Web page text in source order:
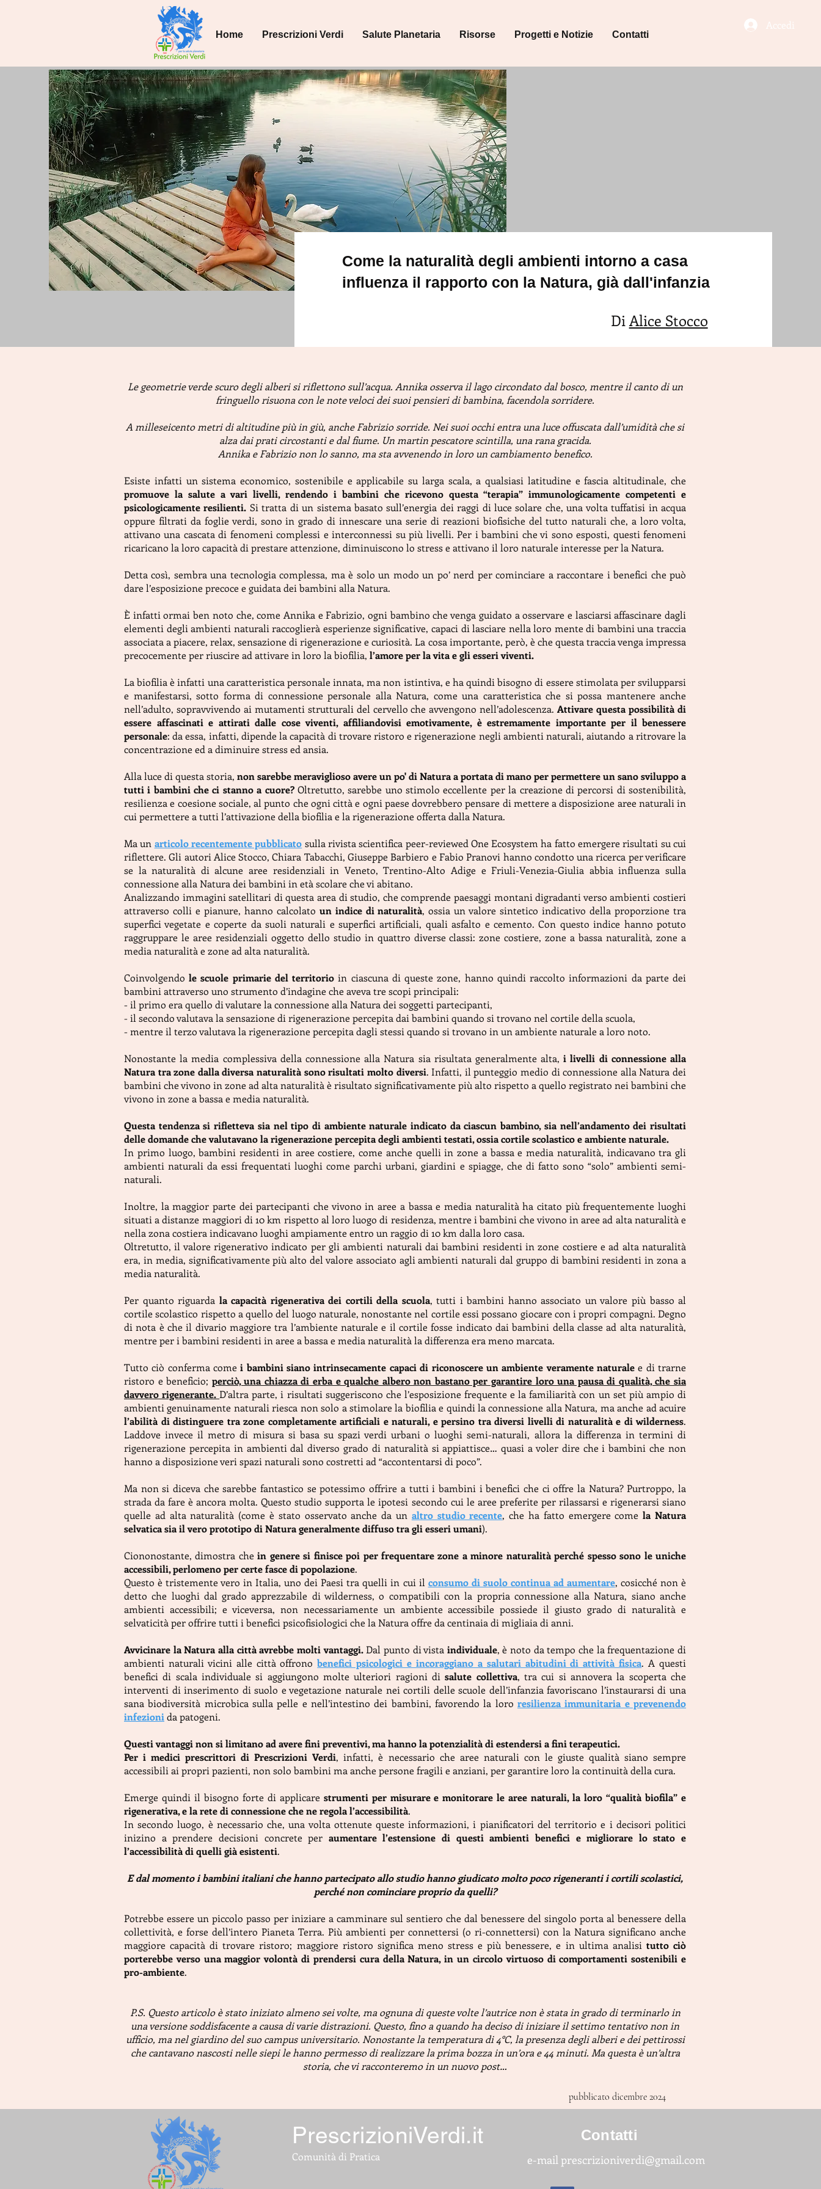
Home Prescrizioni Verdi Salute Planetaria Risorse Progetti e Notizie Contatti
Accedi
Come la naturalità degli ambienti intorno a casa
influenza il rapporto con la Natura, già dall'infanzia
DiAlice Stocco
Le geometrie verde scuro degli alberi si riflettono sull’acqua. Annika osserva il lago circondato dal bosco, mentre il canto di un
fringuello risuona con le note veloci dei suoi pensieri di bambina, facendola sorridere.
A milleseicento metri di altitudine più in giù, anche Fabrizio sorride. Nei suoi occhi entra una luce offuscata dall’umidità che si
alza dai prati circostanti e dal fiume. Un martin pescatore scintilla, una rana gracida.
Annika e Fabrizio non lo sanno, ma sta avvenendo in loro un cambiamento benefico.
Esiste infatti un sistema economico, sostenibile e applicabile su larga scala, a qualsiasi latitudine e fascia altitudinale, che
promuove la salute a vari livelli, rendendo i bambini che ricevono questa “terapia” immunologicamente competenti e
psicologicamente resilienti. Si tratta di un sistema basato sull’energia dei raggi di luce solare che, una volta tuffatisi in acqua
oppure filtrati da foglie verdi, sono in grado di innescare una serie di reazioni biofisiche del tutto naturali che, a loro volta,
attivano una cascata di fenomeni complessi e interconnessi su più livelli. Per i bambini che vi sono esposti, questi fenomeni
ricaricano la loro capacità di prestare attenzione, diminuiscono lo stress e attivano il loro naturale interesse per la Natura.
Detta così, sembra una tecnologia complessa, ma è solo un modo un po’ nerd per cominciare a raccontare i benefici che può
dare l’esposizione precoce e guidata dei bambini alla Natura.
È infatti ormai ben noto che, come Annika e Fabrizio, ogni bambino che venga guidato a osservare e lasciarsi affascinare dagli
elementi degli ambienti naturali raccoglierà esperienze significative, capaci di lasciare nella loro mente di bambini una traccia
associata a piacere, relax, sensazione di rigenerazione e curiosità. La cosa importante, però, è che questa traccia venga impressa
precocemente per riuscire ad attivare in loro la biofilia, l’amore per la vita e gli esseri viventi.
La biofilia è infatti una caratteristica personale innata, ma non istintiva, e ha quindi bisogno di essere stimolata per svilupparsi
e manifestarsi, sotto forma di connessione personale alla Natura, come una caratteristica che si possa mantenere anche
nell’adulto, sopravvivendo ai mutamenti strutturali del cervello che avvengono nell’adolescenza.Attivare questa possibilità di
essere affascinati e attirati dalle cose viventi, affiliandovisi emotivamente, è estremamente importante per il benessere
personale: da essa, infatti, dipende la capacità di trovare ristoro e rigenerazione negli ambienti naturali, aiutando a ritrovare la
concentrazione ed a diminuire stress ed ansia.
Alla luce di questa storia, non sarebbe meraviglioso avere un po' di Natura a portata di mano per permettere un sano sviluppo a
tutti i bambini che ci stanno a cuore? Oltretutto, sarebbe uno stimolo eccellente per la creazione di percorsi di sostenibilità,
resilienza e coesione sociale, al punto che ogni città e ogni paese dovrebbero pensare di mettere a disposizione aree naturali in
cui permettere a tutti l’attivazione della biofilia e la rigenerazione offerta dalla Natura.
Ma un articolo recentemente pubblicato sulla rivista scientifica peer-reviewed One Ecosystem ha fatto emergere risultati su cui
riflettere. Gli autori Alice Stocco, Chiara Tabacchi, Giuseppe Barbiero e Fabio Pranovi hanno condotto una ricerca per verificare
se la naturalità di alcune aree residenziali in Veneto, Trentino-Alto Adige e Friuli-Venezia-Giulia abbia influenza sulla
connessione alla Natura dei bambini in età scolare che vi abitano.
Analizzando immagini satellitari di questa area di studio, che comprende paesaggi montani digradanti verso ambienti costieri
attraverso colli e pianure, hanno calcolato un indice di naturalità, ossia un valore sintetico indicativo della proporzione tra
superfici vegetate e coperte da suoli naturali e superfici artificiali, quali asfalto e cemento. Con questo indice hanno potuto
raggruppare le aree residenziali oggetto dello studio in quattro diverse classi: zone costiere, zone a bassa naturalità, zone a
media naturalità e zone ad alta naturalità.
Coinvolgendole scuole primarie del territorioin ciascuna di queste zone, hanno quindi raccolto informazioni da parte dei
bambini attraverso uno strumento d’indagine che aveva tre scopi principali:
- il primo era quello di valutare la connessione alla Natura dei soggetti partecipanti,
- il secondo valutava la sensazione di rigenerazione percepita dai bambini quando si trovano nel cortile della scuola,
- mentre il terzo valutava la rigenerazione percepita dagli stessi quando si trovano in un ambiente naturale a loro noto.
Nonostante la media complessiva della connessione alla Natura sia risultata generalmente alta,i livelli di connessione alla
Natura tra zone dalla diversa naturalità sono risultati molto diversi. Infatti, il punteggio medio di connessione alla Natura dei
bambini che vivono in zone ad alta naturalità è risultato significativamente più alto rispetto a quello registrato nei bambini che
vivono in zone a bassa e media naturalità.
Questa tendenza si rifletteva sia nel tipo di ambiente naturale indicato da ciascun bambino, sia nell’andamento dei risultati
delle domande che valutavano la rigenerazione percepita degli ambienti testati, ossia cortile scolastico e ambiente naturale.
In primo luogo, bambini residenti in aree costiere, come anche quelli in zone a bassa e media naturalità, indicavano tra gli
ambienti naturali da essi frequentati luoghi come parchi urbani, giardini e spiagge, che di fatto sono “solo” ambienti semi-
naturali.
Inoltre, la maggior parte dei partecipanti che vivono in aree a bassa e media naturalità ha citato più frequentemente luoghi
situati a distanze maggiori di 10 km rispetto al loro luogo di residenza, mentre i bambini che vivono in aree ad alta naturalità e
nella zona costiera indicavano luoghi ampiamente entro un raggio di 10 km dalla loro casa.
Oltretutto, il valore rigenerativo indicato per gli ambienti naturali dai bambini residenti in zone costiere e ad alta naturalità
era, in media, significativamente più alto del valore associato agli ambienti naturali dal gruppo di bambini residenti in zona a
media naturalità.
Per quanto riguarda la capacità rigenerativa dei cortili della scuola, tutti i bambini hanno associato un valore più basso al
cortile scolastico rispetto a quello del luogo naturale, nonostante nel cortile essi possano giocare con i propri compagni. Degno
di nota è che il divario maggiore tra l’ambiente naturale e il cortile fosse indicato dai bambini della classe ad alta naturalità,
mentre per i bambini residenti in aree a bassa e media naturalità la differenza era meno marcata.
Tutto ciò conferma comei bambini siano intrinsecamente capaci di riconoscere un ambiente veramente naturalee di trarne
ristoro e beneficio; perciò, una chiazza di erba e qualche albero non bastano per garantire loro una pausa di qualità, che sia
davvero rigenerante. D’altra parte, i risultati suggeriscono che l’esposizione frequente e la familiarità con un set più ampio di
ambienti genuinamente naturali riesca non solo a stimolare la biofilia e quindi la connessione alla Natura, ma anche ad acuire
l’abilità di distinguere tra zone completamente artificiali e naturali, e persino tra diversi livelli di naturalità e di wilderness.
Laddove invece il metro di misura si basa su spazi verdi urbani o luoghi semi-naturali, allora la differenza in termini di
rigenerazione percepita in ambienti dal diverso grado di naturalità si appiattisce… quasi a voler dire che i bambini che non
hanno a disposizione veri spazi naturali sono costretti ad “accontentarsi di poco”.
Ma non si diceva che sarebbe fantastico se potessimo offrire a tutti i bambini i benefici che ci offre la Natura? Purtroppo, la
strada da fare è ancora molta. Questo studio supporta le ipotesi secondo cui le aree preferite per rilassarsi e rigenerarsi siano
quelle ad alta naturalità (come è stato osservato anche da un altro studio recente, che ha fatto emergere comela Natura
selvatica sia il vero prototipo di Natura generalmente diffuso tra gli esseri umani).
Ciononostante, dimostra chein genere si finisce poi per frequentare zone a minore naturalità perché spesso sono le uniche
accessibili, perlomeno per certe fasce di popolazione.
Questo è tristemente vero in Italia, uno dei Paesi tra quelli in cui il consumo di suolo continua ad aumentare, cosicché non è
detto che luoghi dal grado apprezzabile di wilderness, o compatibili con la propria connessione alla Natura, siano anche
ambienti accessibili; e viceversa, non necessariamente un ambiente accessibile possiede il giusto grado di naturalità e
selvaticità per offrire tutti i benefici psicofisiologici che la Natura offre da centinaia di migliaia di anni.
Avvicinare la Natura alla città avrebbe molti vantaggi. Dal punto di vista individuale, è noto da tempo che la frequentazione di
ambienti naturali vicini alle città offronobenefici psicologici e incoraggiano a salutari abitudini di attività fisica. A questi
benefici di scala individuale si aggiungono molte ulteriori ragioni disalute collettiva, tra cui si annovera la scoperta che
interventi di inserimento di suolo e vegetazione naturale nei cortili delle scuole dell’infanzia favoriscano l’instaurarsi di una
sana biodiversità microbica sulla pelle e nell’intestino dei bambini, favorendo la loro resilienza immunitaria e prevenendo
infezionida patogeni.
Questi vantaggi non si limitano ad avere fini preventivi, ma hanno la potenzialità di estendersi a fini terapeutici.
Per i medici prescrittori di Prescrizioni Verdi, infatti, è necessario che aree naturali con le giuste qualità siano sempre
accessibili ai propri pazienti, non solo bambini ma anche persone fragili e anziani, per garantire loro la continuità della cura.
Emerge quindi il bisogno forte di applicare strumenti per misurare e monitorare le aree naturali, la loro “qualità biofila” e
rigenerativa, e la rete di connessione che ne regola l’accessibilità.
In secondo luogo, è necessario che, una volta ottenute queste informazioni, i pianificatori del territorio e i decisori politici
inizino a prendere decisioni concrete per aumentare l’estensione di questi ambienti benefici e migliorare lo stato e
l’accessibilità di quelli già esistenti.
E dal momento i bambini italiani che hanno partecipato allo studio hanno giudicato molto poco rigeneranti i cortili scolastici,
perché non cominciare proprio da quelli?
Potrebbe essere un piccolo passo per iniziare a camminare sul sentiero che dal benessere del singolo porta al benessere della
collettività, e forse dell’intero Pianeta Terra. Più ambienti per connettersi (o ri-connettersi) con la Natura significano anche
maggiore capacità di trovare ristoro; maggiore ristoro significa meno stress e più benessere, e in ultima analisi tutto ciò
porterebbe verso una maggior volontà di prendersi cura della Natura, in un circolo virtuoso di comportamenti sostenibili e
pro-ambiente.
P.S. Questo articolo è stato iniziato almeno sei volte, ma ognuna di queste volte l’autrice non è stata in grado di terminarlo in
una versione soddisfacente a causa di varie distrazioni. Questo, fino a quando ha deciso di iniziare il settimo tentativo non in
ufficio, ma nel giardino del suo campus universitario. Nonostante la temperatura di 4°C, la presenza degli alberi e dei pettirossi
che cantavano nascosti nelle siepi le hanno permesso di realizzare la prima bozza in un’ora e 44 minuti. Ma questa è un’altra
storia, che vi racconteremo in un nuovo post…
pubblicato dicembre 2024
PrescrizioniVerdi.it
Comunità di Pratica
Contatti
e-mail prescrizioniverdi@gmail.com